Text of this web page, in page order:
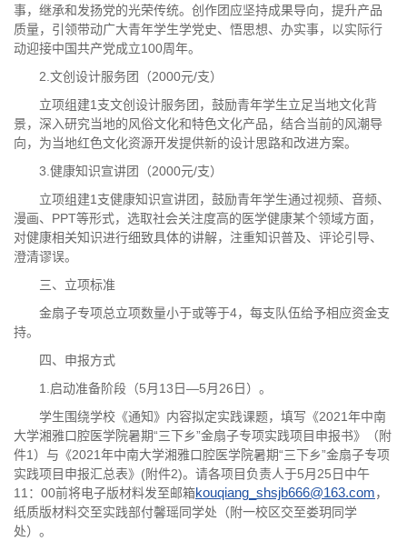
事，继承和发扬党的光荣传统。创作团应坚持成果导向，提升产品
质量，引领带动广大青年学生学党史、悟思想、办实事，以实际行
动迎接中国共产党成立100周年。
2.文创设计服务团（2000元/支）
立项组建1支文创设计服务团，鼓励青年学生立足当地文化背
景，深入研究当地的风俗文化和特色文化产品，结合当前的风潮导
向，为当地红色文化资源开发提供新的设计思路和改进方案。
3.健康知识宣讲团（2000元/支）
立项组建1支健康知识宣讲团，鼓励青年学生通过视频、音频、
漫画、PPT等形式，选取社会关注度高的医学健康某个领域方面，
对健康相关知识进行细致具体的讲解，注重知识普及、评论引导、
澄清谬误。
三、立项标准
金扇子专项总立项数量小于或等于4，每支队伍给予相应资金支
持。
四、申报方式
1.启动准备阶段（5月13日—5月26日）。
学生围绕学校《通知》内容拟定实践课题，填写《2021年中南
大学湘雅口腔医学院暑期“三下乡”金扇子专项实践项目申报书》（附
件1）与《2021年中南大学湘雅口腔医学院暑期“三下乡”金扇子专项
实践项目申报汇总表》(附件2)。请各项目负责人于5月25日中午
11：00前将电子版材料发至邮箱kouqiang_shsjb666@163.com，
纸质版材料交至实践部付馨瑶同学处（附一校区交至娄玥同学
处）。